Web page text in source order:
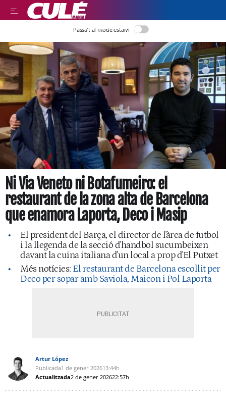
LLEGIR EN CATALÀ
Passa’t al mode estalvi
Ni Via Veneto ni Botafumeiro: el
restaurant de la zona alta de Barcelona
que enamora Laporta, Deco i Masip
El president del Barça, el director de l'àrea de futbol
i la llegenda de la secció d'handbol sucumbeixen
davant la cuina italiana d'un local a prop d'El Putxet
Més notícies: El restaurant de Barcelona escollit per
Deco per sopar amb Saviola, Maicon i Pol Laporta
Artur López
Publicada1 de gener 202613:44h
Actualitzada2 de gener 202622:57h